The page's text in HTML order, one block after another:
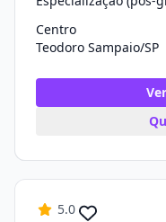
Centro
Teodoro Sampaio/SP
5.0